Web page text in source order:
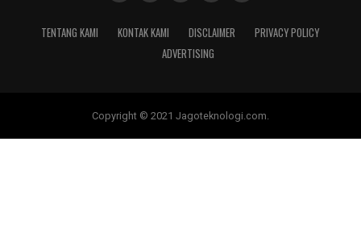
TENTANG KAMI KONTAK KAMI DISCLAIMER
PRIVACY POLICY
ADVERTISING
Copyright © 2021 Jagoteknologi.com.